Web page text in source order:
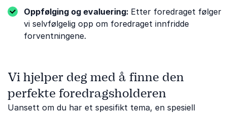
Oppfølging og evaluering: Etter foredraget følger
vi selvfølgelig opp om foredraget innfridde
forventningene.
Vi hjelper deg med å finne den
perfekte foredragsholderen
Uansett om du har et spesifikt tema, en spesiell